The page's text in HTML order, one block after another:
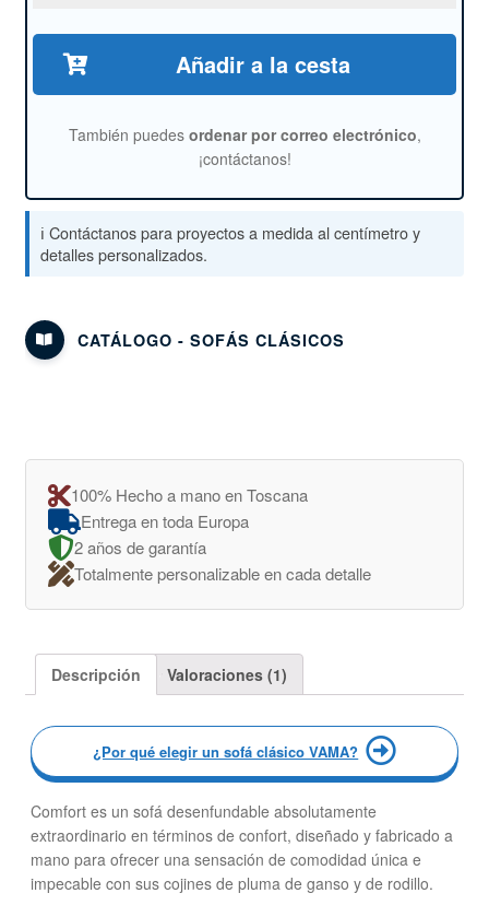
Añadir a la cesta
También puedes ordenar por correo electrónico,
¡contáctanos!
ℹ️ Contáctanos para proyectos a medida al centímetro y
detalles personalizados.
CATÁLOGO - SOFÁS CLÁSICOS
100% Hecho a mano en Toscana
Entrega en toda Europa
2 años de garantía
Totalmente personalizable en cada detalle
Descripción Valoraciones (1)
¿Por qué elegir un sofá clásico VAMA?
Comfort es un sofá desenfundable absolutamente
extraordinario en términos de confort, diseñado y fabricado a
mano para ofrecer una sensación de comodidad única e
impecable con sus cojines de pluma de ganso y de rodillo.